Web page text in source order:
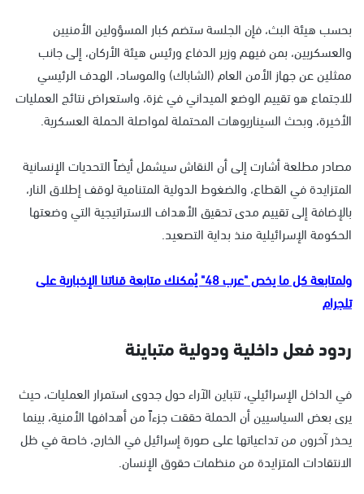
بحسب هيئة البث، فإن الجلسة ستضم كبار المسؤولين الأمنيين
والعسكريين، بمن فيهم وزير الدفاع ورئيس هيئة الأركان، إلى جانب
ممثلين عن جهاز الأمن العام (الشاباك) والموساد، الهدف الرئيسي
للاجتماع هو تقييم الوضع الميداني في غزة، واستعراض نتائج العمليات
الأخيرة، وبحث السيناريوهات المحتملة لمواصلة الحملة العسكرية.
مصادر مطلعة أشارت إلى أن النقاش سيشمل أيضاً التحديات الإنسانية
المتزايدة في القطاع، والضغوط الدولية المتنامية لوقف إطلاق النار،
بالإضافة إلى تقييم مدى تحقيق الأهداف الاستراتيجية التي وضعتها
الحكومة الإسرائيلية منذ بداية التصعيد.
ولمتابعة كل ما يخص "عرب 48" يُمكنك متابعة قناتنا الإخبارية على
تلجرام
ردود فعل داخلية ودولية متباينة
في الداخل الإسرائيلي، تتباين الآراء حول جدوى استمرار العمليات، حيث
يرى بعض السياسيين أن الحملة حققت جزءاً من أهدافها الأمنية، بينما
يحذر آخرون من تداعياتها على صورة إسرائيل في الخارج، خاصة في ظل
الانتقادات المتزايدة من منظمات حقوق الإنسان.